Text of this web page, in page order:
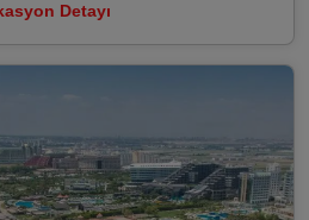
Detayı